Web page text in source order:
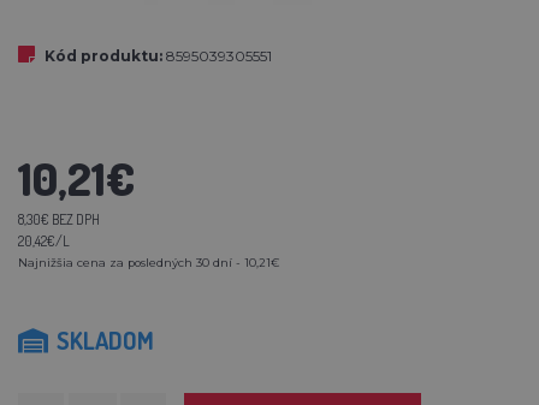
Kód produktu: 8595039305551
10,21€
8,30€ BEZ DPH
20,42€/L
Najnižšia cena za posledných 30 dní - 10,21€
SKLADOM